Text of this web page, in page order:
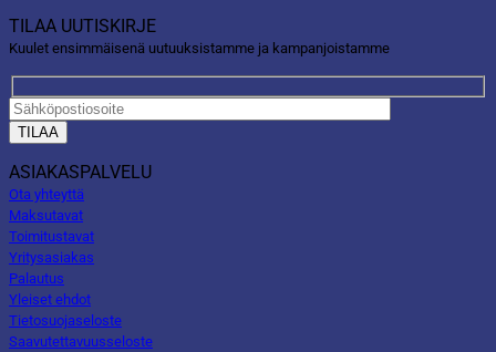
TILAA UUTISKIRJE
Kuulet ensimmäisenä uutuuksistamme ja kampanjoistamme
ASIAKASPALVELU
Ota yhteyttä
Maksutavat
Toimitustavat
Yritysasiakas
Palautus
Yleiset ehdot
Tietosuojaseloste
Saavutettavuusseloste